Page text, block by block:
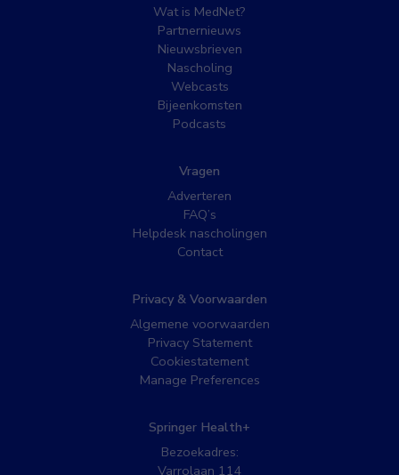
Wat is MedNet?
Partnernieuws
Nieuwsbrieven
Nascholing
Webcasts
Bijeenkomsten
Podcasts
Vragen
Adverteren
FAQ’s
Helpdesk nascholingen
Contact
Privacy & Voorwaarden
Algemene voorwaarden
Privacy Statement
Cookiestatement
Manage Preferences
Springer Health+
Bezoekadres:
Varrolaan 114